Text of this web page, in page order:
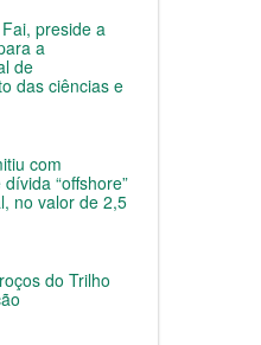
preside a
a
de
das ciências e
com
“offshore”
no valor de 2,5
do Trilho